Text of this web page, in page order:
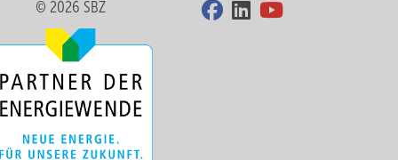
© 2026 SBZ